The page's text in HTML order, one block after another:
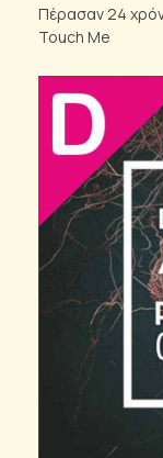
Πέρασαν 24
Touch Me